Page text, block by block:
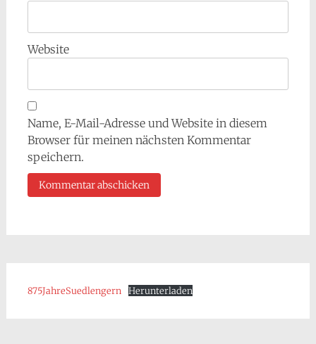
Website
Name, E-Mail-Adresse und Website in diesem
Browser für meinen nächsten Kommentar
speichern.
875JahreSuedlengern Herunterladen